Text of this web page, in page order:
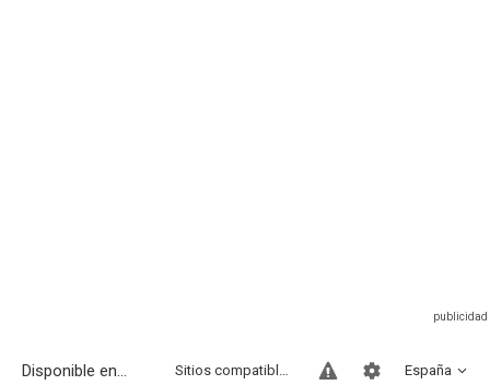
Disponible en... España
Sitios compatibles